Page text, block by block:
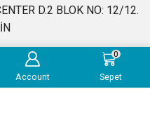
Account
0
Sepet
D.2 BLOK NO: 12/12.